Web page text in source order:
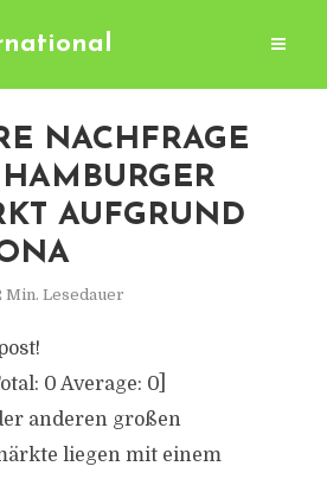
NACHFRAGE
AUFGRUND
Min. Lesedauer
0 Average: 0]
anderen großen
liegen mit einem